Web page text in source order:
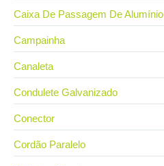
Caixa De Passagem De Alumínio
Campainha
Canaleta
Condulete Galvanizado
Conector
Cordão Paralelo